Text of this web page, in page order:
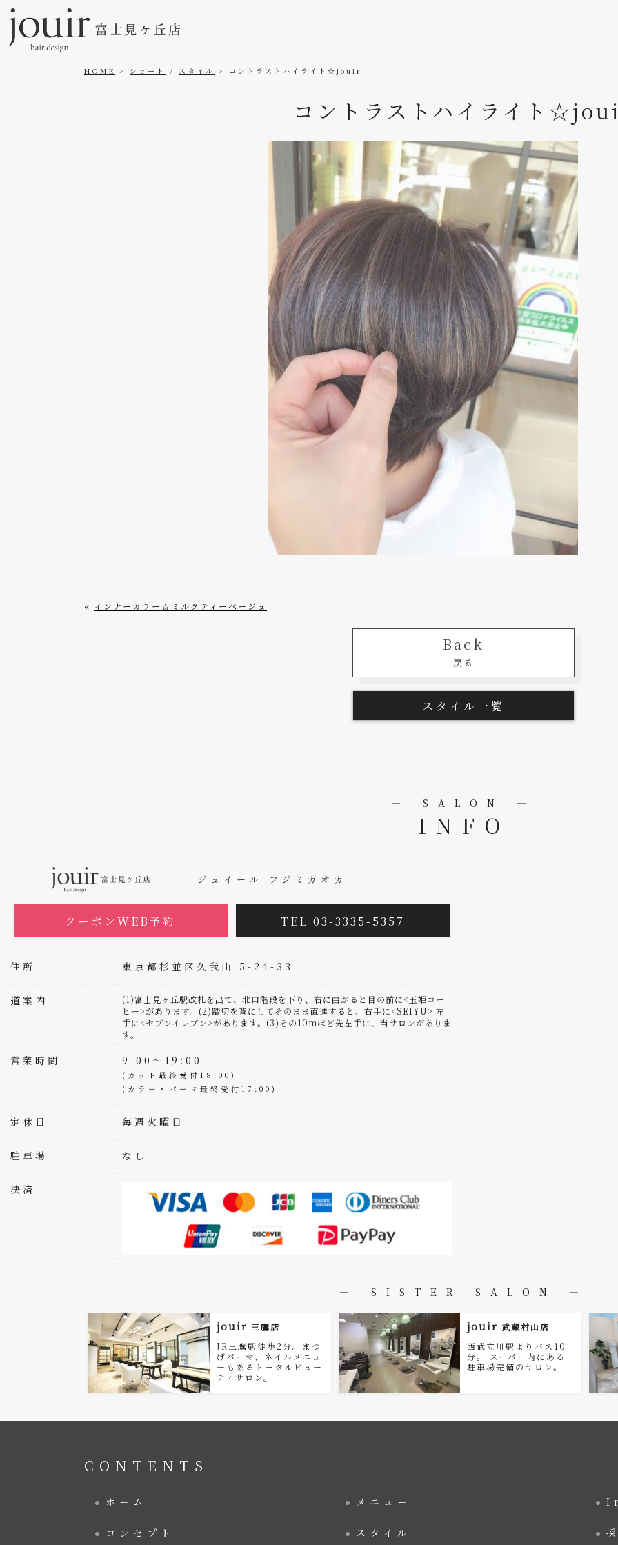
HOME ショート / スタイル コントラストハイライト☆jouir
コントラストハイライト
« インナーカラー☆ミルクティーベージュ
Back
戻る
スタイル一覧
― SALON ―
INFO
ジュイール フジミガオカ
クーポンWEB予約 TEL 03-3335-5357
住所 東京都杉並区久我山 5-24-33
道案内
(1)富士見ヶ丘駅改札を出て、北口階段を下り、右に曲がると目の前に<玉姫コー
ヒー>があります。(2)踏切を背にしてそのまま直進すると、右手に<SEIYU> 左
手に<セブンイレブン>があります。(3)その10mほど先左手に、当サロンがありま
す。
営業時間 9:00～19:00
(カット最終受付18:00)
(カラー・パーマ最終受付17:00)
定休日 毎週火曜日
駐車場 なし
決済
― SISTER SALON ―
jouir 三鷹店
JR三鷹駅徒歩2分。まつ
げパーマ、ネイルメニュ
ーもあるトータルビュー
ティサロン。
jouir 武蔵村山店
西武立川駅よりバス10
分。 スーパー内にある
駐車場完備のサロン。
CONTENTS
ホーム
コンセプト
メニュー
スタイル